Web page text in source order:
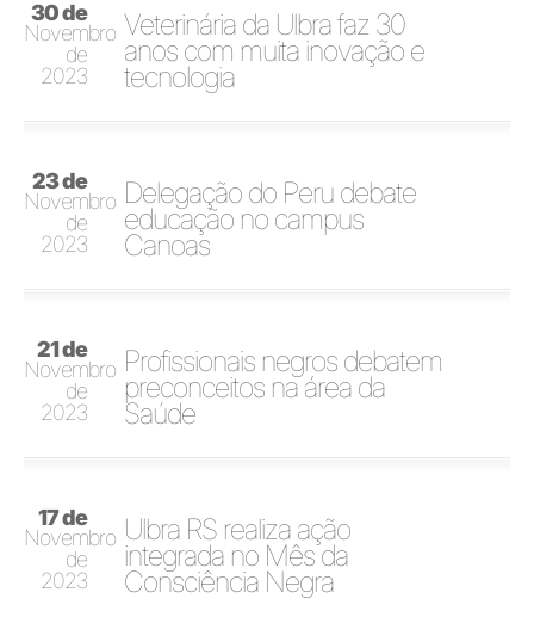
30 de
Novembro
de
2023
Veterinária da Ulbra faz 30
anos com muita inovação e
tecnologia
23 de
Novembro
de
2023
Delegação do Peru debate
educação no campus
Canoas
21 de
Novembro
de
2023
Profissionais negros debatem
preconceitos na área da
Saúde
17 de
Novembro
de
2023
Ulbra RS realiza ação
integrada no Mês da
Consciência Negra